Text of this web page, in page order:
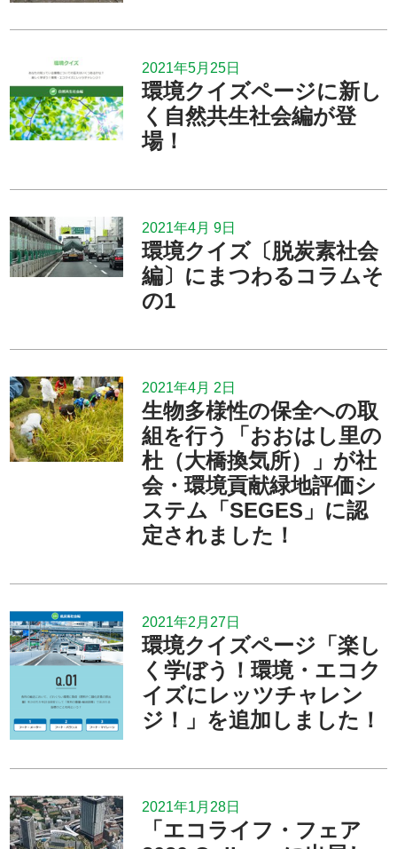
2021年5月25日
環境クイズページに新し
く自然共生社会編が登
場！
2021年4月 9日
環境クイズ〔脱炭素社会
編〕にまつわるコラムそ
の1
2021年4月 2日
生物多様性の保全への取
組を行う「おおはし里の
杜（大橋換気所）」が社
会・環境貢献緑地評価シ
ステム「SEGES」に認
定されました！
2021年2月27日
環境クイズページ「楽し
く学ぼう！環境・エコク
イズにレッツチャレン
ジ！」を追加しました！
2021年1月28日
「エコライフ・フェア